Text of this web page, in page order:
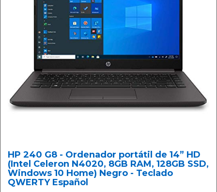
HP 240 G8 - Ordenador portátil de 14” HD
(Intel Celeron N4020, 8GB RAM, 128GB SSD,
Windows 10 Home) Negro - Teclado
QWERTY Español